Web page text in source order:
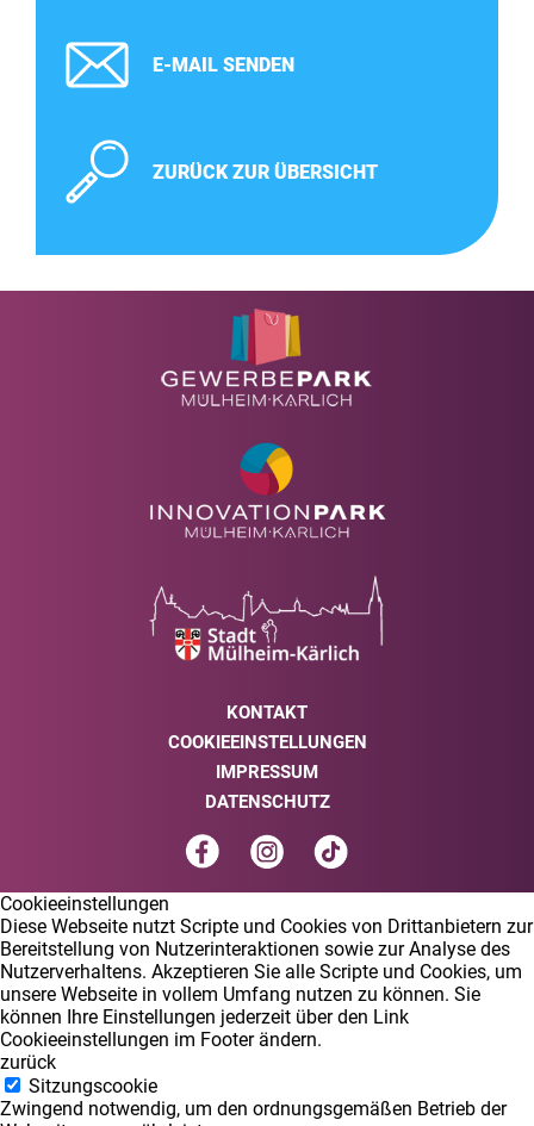
E-MAIL SENDEN
ZURÜCK ZUR ÜBERSICHT
KONTAKT
COOKIEEINSTELLUNGEN
IMPRESSUM
DATENSCHUTZ
Cookieeinstellungen
Diese Webseite nutzt Scripte und Cookies von Drittanbietern zur
Bereitstellung von Nutzerinteraktionen sowie zur Analyse des
Nutzerverhaltens. Akzeptieren Sie alle Scripte und Cookies, um
unsere Webseite in vollem Umfang nutzen zu können. Sie
können Ihre Einstellungen jederzeit über den Link
Cookieeinstellungen im Footer ändern.
zurück
Sitzungscookie
Zwingend notwendig, um den ordnungsgemäßen Betrieb der